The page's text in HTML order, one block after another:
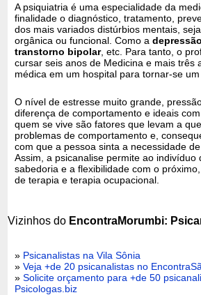
A psiquiatria é uma especialidade da
finalidade o diagnóstico, tratamento,
dos mais variados distúrbios mentais,
orgânica ou funcional. Como a
transtorno bipolar, etc. Para tanto, o
cursar seis anos de Medicina e mais três
médica em um hospital para tornar-se um
O nível de estresse muito grande,
diferença de comportamento e ideais
quem se vive são fatores que levam a
problemas de comportamento e,
com que a pessoa sinta a necessidade
Assim, a psicanalise permite ao indivíduo
sabedoria e a flexibilidade com o
de terapia e terapia ocupacional.
Vizinhos do EncontraMorumbi:
» Psicanalistas na Vila Sônia
»Veja +de 20 psicanalistas no
»Solicite orçamento para +de 50
Psicologas.biz